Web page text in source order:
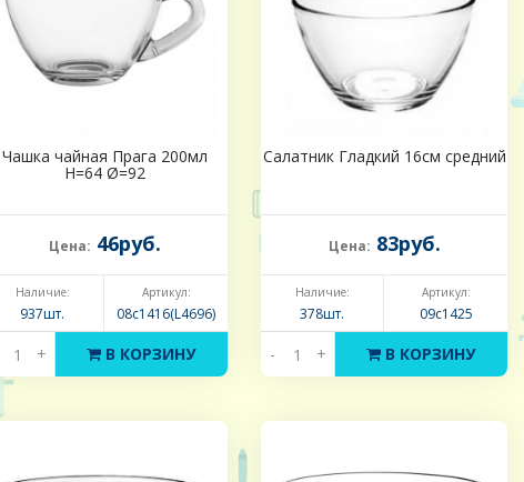
Чашка чайная Прага 200мл
Н=64 Ø=92
Цена: 46руб.
Наличие:
937шт.
Артикул:
08с1416(L4696)
+ В КОРЗИНУ
Салатник Гладкий 16см средний
Цена: 83руб.
Наличие:
378шт.
Артикул:
09с1425
- + В КОРЗИНУ